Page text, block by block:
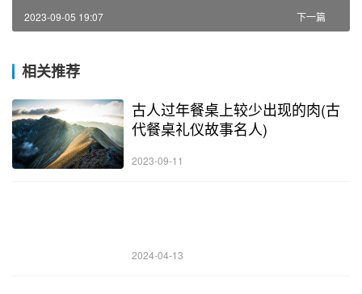
下一篇
2023-09-05 19:07
相关推荐
古人过年餐桌上较少出现的肉(古
代餐桌礼仪故事名人)
2023-09-11
2024-04-13